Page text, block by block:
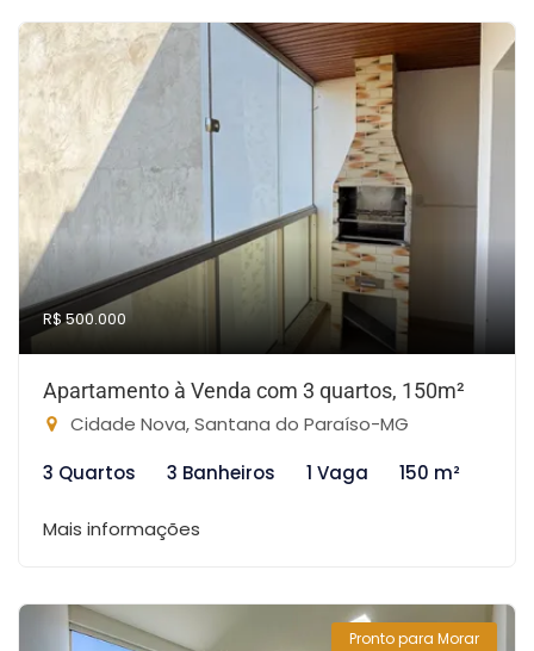
R$ 500.000
Apartamento à Venda com 3 quartos, 150m²
Cidade Nova, Santana do Paraíso-MG
3 Quartos
3 Banheiros 1 Vaga 150 m²
Mais informações
Pronto para Morar